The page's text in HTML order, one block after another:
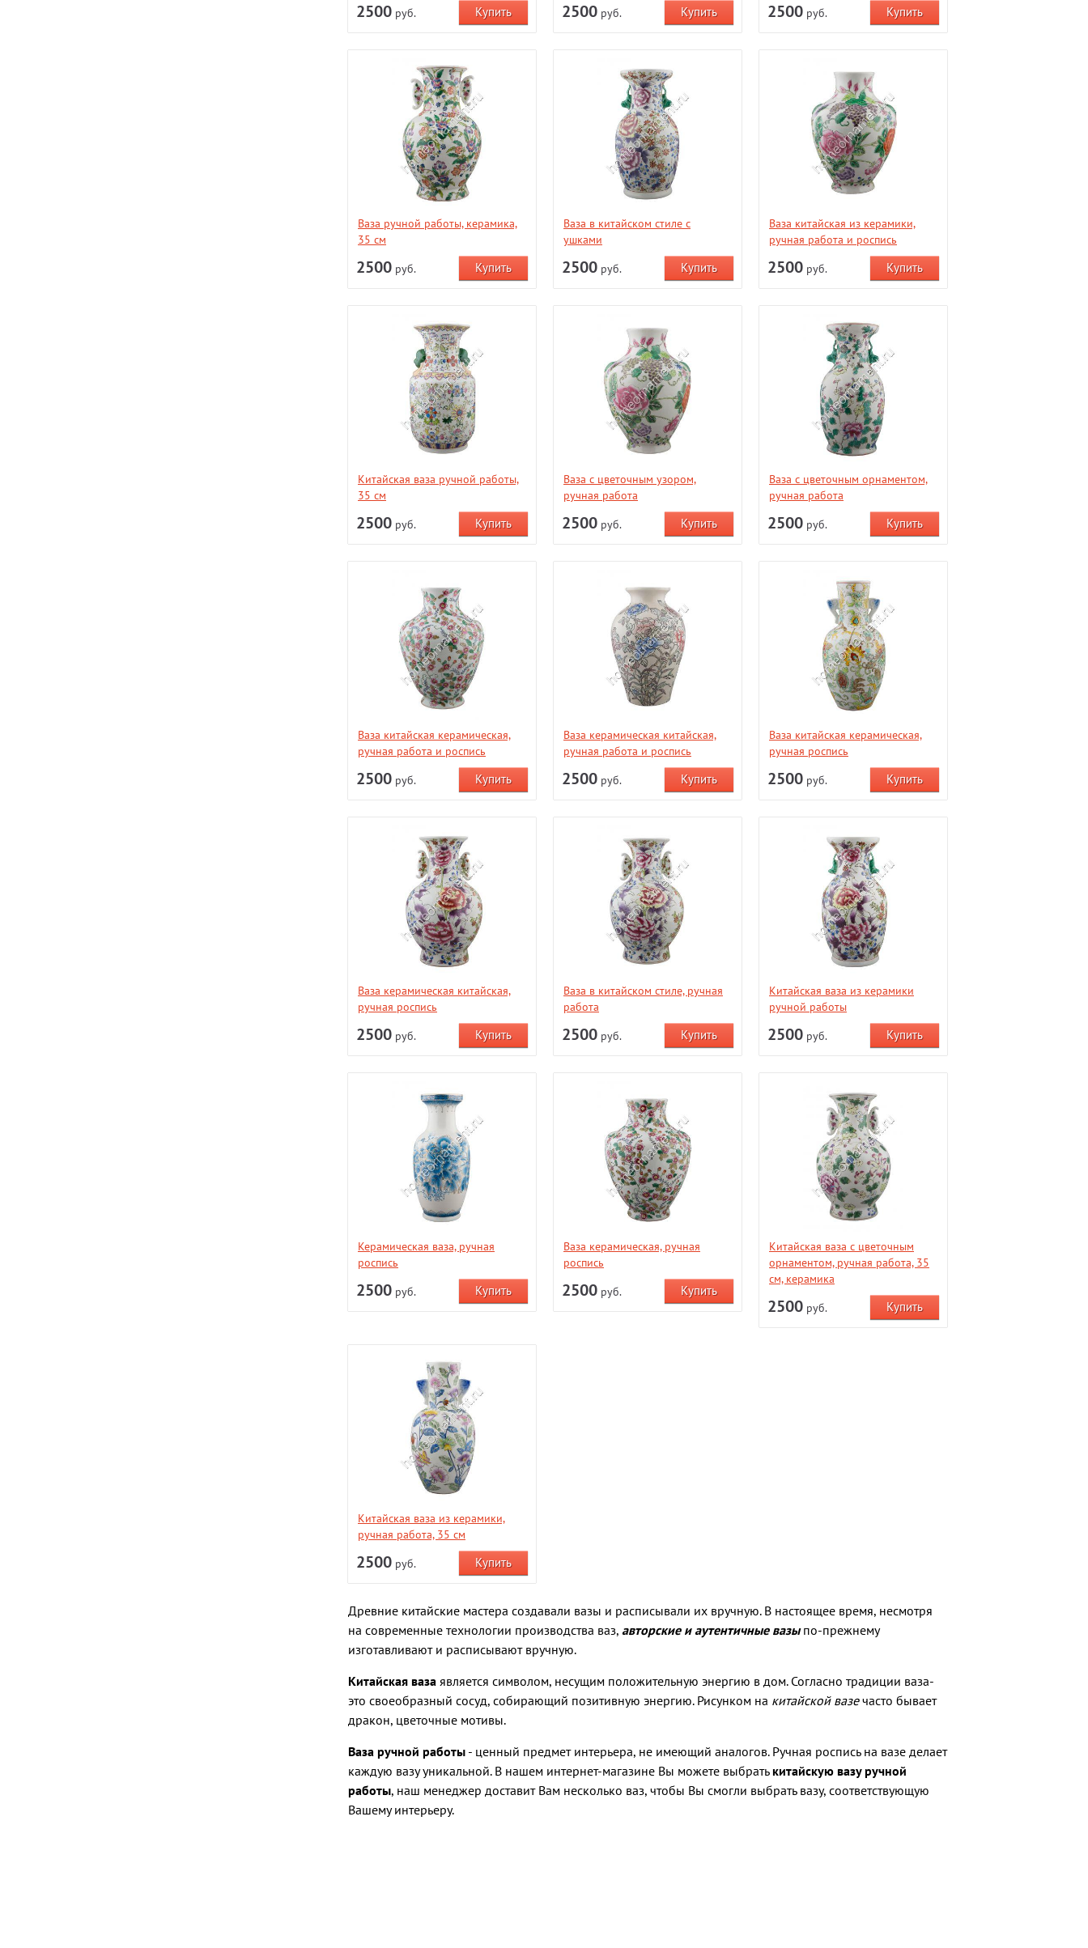
2500 руб. 2500 руб. 2500 руб.
Ваза ручной работы, керамика,
35 см
2500 руб.
Ваза в китайском стиле с
ушками
2500 руб.
Ваза китайская из керамики,
ручная работа и роспись
2500 руб.
Китайская ваза ручной работы,
35 см
2500 руб.
Ваза с цветочным узором,
ручная работа
2500 руб.
Ваза с цветочным орнаментом,
ручная работа
2500 руб.
Ваза китайская керамическая,
ручная работа и роспись
2500 руб.
Ваза керамическая китайская,
ручная работа и роспись
2500 руб.
Ваза китайская керамическая,
ручная роспись
2500 руб.
Ваза керамическая китайская,
ручная роспись
2500 руб.
Ваза в китайском стиле, ручная
работа
2500 руб.
Китайская ваза из керамики
ручной работы
2500 руб.
Керамическая ваза, ручная
роспись
2500 руб.
Ваза керамическая, ручная
роспись
2500 руб.
Китайская ваза с цветочным
орнаментом, ручная работа, 35
см, керамика
2500 руб.
Китайская ваза из керамики,
ручная работа, 35 см
2500 руб.
Древние китайские мастера создавали вазы и расписывали их вручную. В настоящее время, несмотря
на современные технологии производства ваз, авторские и аутентичные вазы по-прежнему
изготавливают и расписывают вручную.
Китайская ваза является символом, неcущим положительную энергию в дом. Согласно традиции ваза-
это своеобразный сосуд, собирающий позитивную энергию. Рисунком на китайской вазечасто бывает
дракон, цветочные мотивы.
Ваза ручной работы - ценный предмет интерьера, не имеющий аналогов. Ручная роспись на вазе делает
каждую вазу уникальной. В нашем интернет-магазине Вы можете выбратькитайскую вазу ручной
работы, наш менеджер доставит Вам несколько ваз, чтобы Вы смогли выбрать вазу, соответствующую
Вашему интерьеру.